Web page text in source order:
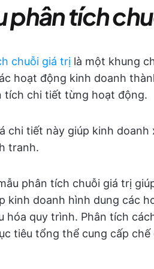
phân tích
chuỗi giá trị là một khung
hoạt động kinh doanh
tích chi tiết từng hoạt động.
chi tiết này giúp kinh
tranh.
phân tích chuỗi giá trị
kinh doanh hình dung các
hóa quy trình. Phân tích
tiêu tổng thể cung cấp